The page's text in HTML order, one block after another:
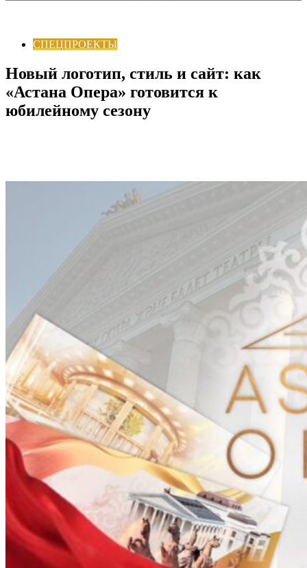
СПЕЦПРОЕКТЫ
Новый логотип, стиль и сайт: как
«Астана Опера» готовится к
юбилейному сезону